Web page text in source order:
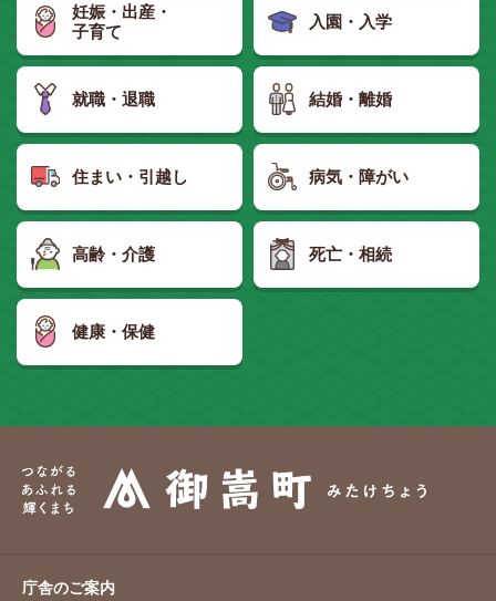
妊娠・出産・
子育て
入園・入学
就職・退職 結婚・離婚
住まい・引越し 病気・障がい
高齢・介護 死亡・相続
健康・保健
庁舎のご案内